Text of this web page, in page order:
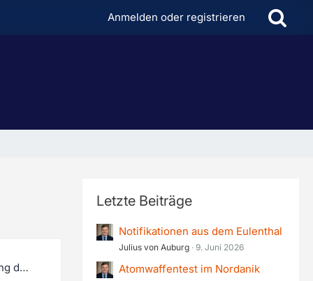
Anmelden oder registrieren
Beratung über die Feststellung der Souveränität des Imperium Ladinorum (Montag, 31. März 2025 – Haupthalle der Versammlung)
Letzte Beiträge
Notifikationen aus dem Eulenthal
Julius von Auburg 9. Juni 2026
Atomwaffentest im Nordanik